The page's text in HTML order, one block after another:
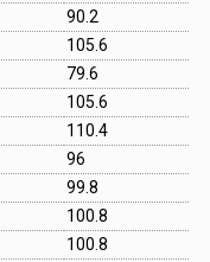
90.2
105.6
79.6
105.6
110.4
96
99.8
100.8
100.8